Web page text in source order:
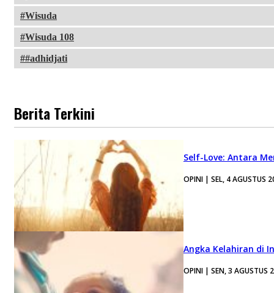
Wisuda
Wisuda 108
#adhidjati
Berita Terkini
Self-Love: Antara
OPINI | SEL, 4 AGUSTUS
Angka Kelahiran di
OPINI | SEN, 3 AGUSTUS